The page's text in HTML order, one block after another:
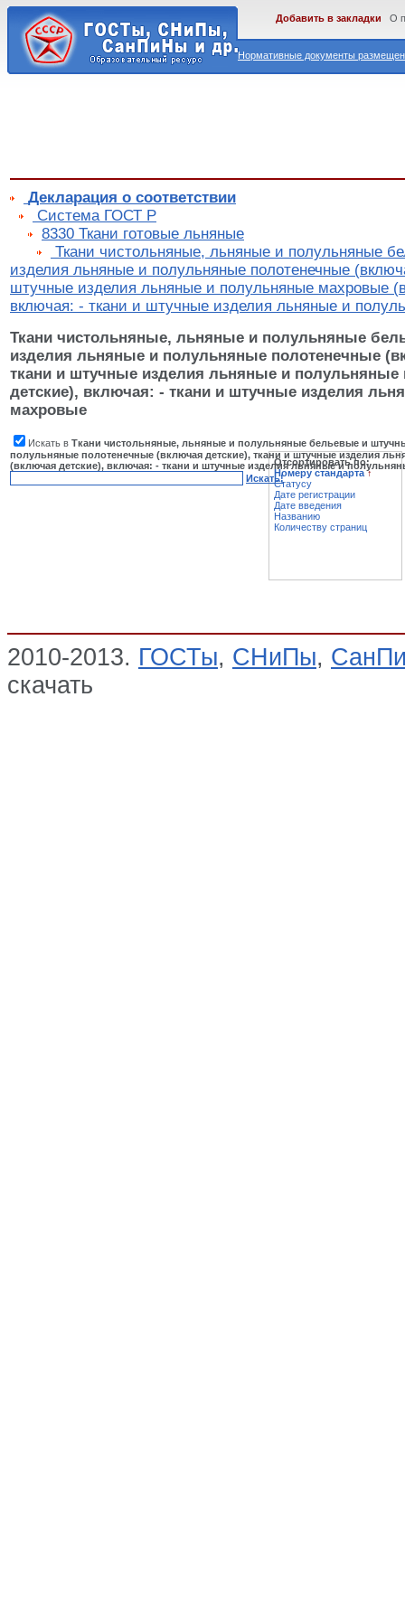
Нормативные документы
Добавить в закладки О
Декларация о соответствии
Cистема ГОСТ Р
8330 Ткани готовые льняные
Ткани чистольняные, льняные и полульняные
изделия льняные и полульняные полотенечные
штучные изделия льняные и полульняные махровые
включая: - ткани и штучные изделия льняные и
Ткани чистольняные, льняные и полульняные
изделия льняные и полульняные полотенечные
ткани и штучные изделия льняные и
детские), включая: - ткани и штучные изделия
махровые
Искать в Ткани чистольняные, льняные и полульняные бельевые и
полульняные полотенечные (включая детские), ткани и штучные изделия
(включая детские), включая: - ткани и штучные изделия льняные и
Искать!
Отсортировать по:
Номеру стандарта ↑
Статусу
Дате регистрации
Дате введения
Названию
Количеству страниц
2010-2013. ГОСТы, СНиПы,
скачать